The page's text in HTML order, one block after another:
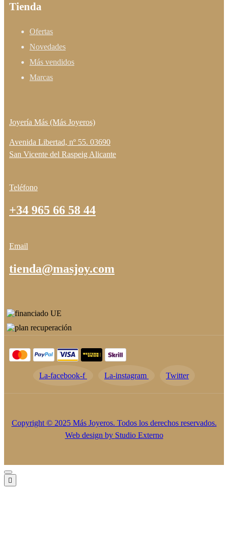
Tienda
Ofertas
Novedades
Más vendidos
Marcas
Joyería Más (Más Joyeros)
Avenida Libertad, nº 55. 03690
San Vicente del Raspeig Alicante
Teléfono
+34 965 66 58 44
Email
tienda@masjoy.com
La-facebook-f La-instagram Twitter
Copyright © 2025 Más Joyeros. Todos los derechos reservados.
Web design by Studio Externo
